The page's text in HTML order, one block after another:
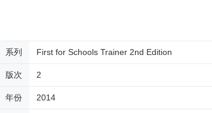
系列 First for Schools Trainer 2nd Edition
版次 2
年份 2014